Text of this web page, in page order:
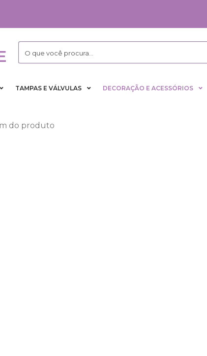
TAMPAS E VÁLVULAS DECORAÇÃO E ACESSÓRIOS